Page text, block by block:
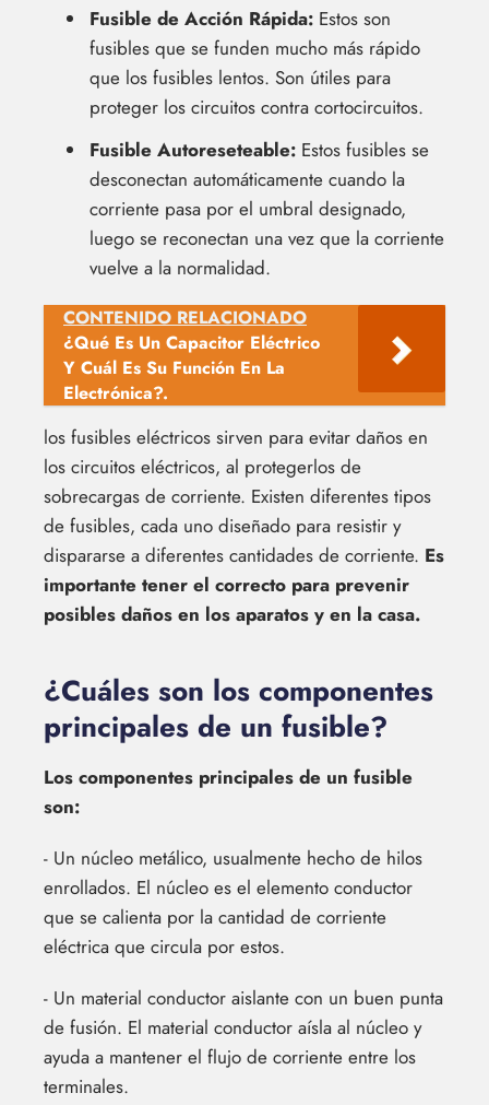
Fusible de Acción Rápida: Estos son
fusibles que se funden mucho más rápido
que los fusibles lentos. Son útiles para
proteger los circuitos contra cortocircuitos.
Fusible Autoreseteable: Estos fusibles se
desconectan automáticamente cuando la
corriente pasa por el umbral designado,
luego se reconectan una vez que la corriente
vuelve a la normalidad.
CONTENIDO RELACIONADO
¿Qué Es Un Capacitor Eléctrico
Y Cuál Es Su Función En La
Electrónica?.
los fusibles eléctricos sirven para evitar daños en
los circuitos eléctricos, al protegerlos de
sobrecargas de corriente. Existen diferentes tipos
de fusibles, cada uno diseñado para resistir y
dispararse a diferentes cantidades de corriente. Es
importante tener el correcto para prevenir
posibles daños en los aparatos y en la casa.
¿Cuáles son los componentes
principales de un fusible?
Los componentes principales de un fusible
son:
- Un núcleo metálico, usualmente hecho de hilos
enrollados. El núcleo es el elemento conductor
que se calienta por la cantidad de corriente
eléctrica que circula por estos.
- Un material conductor aislante con un buen punta
de fusión. El material conductor aísla al núcleo y
ayuda a mantener el flujo de corriente entre los
terminales.